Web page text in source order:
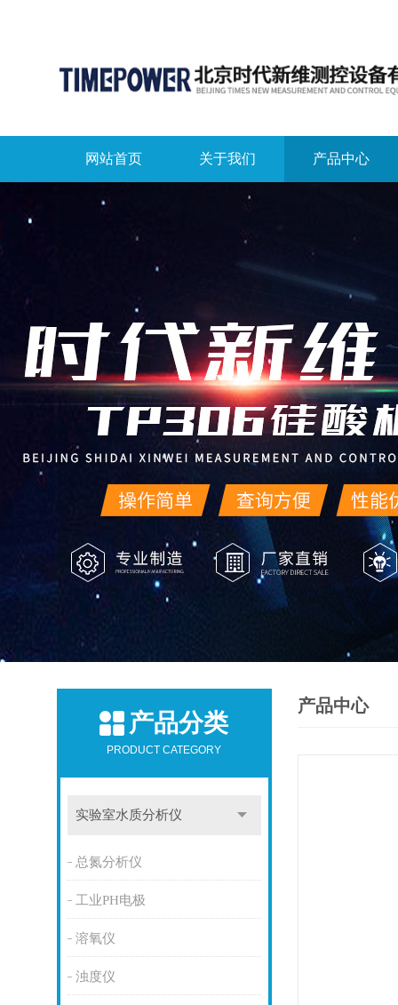
网站首页 关于我们 产品中心
产品分类
PRODUCT CATEGORY
实验室水质分析仪
总氮分析仪
工业PH电极
溶氧仪
浊度仪
产品中心